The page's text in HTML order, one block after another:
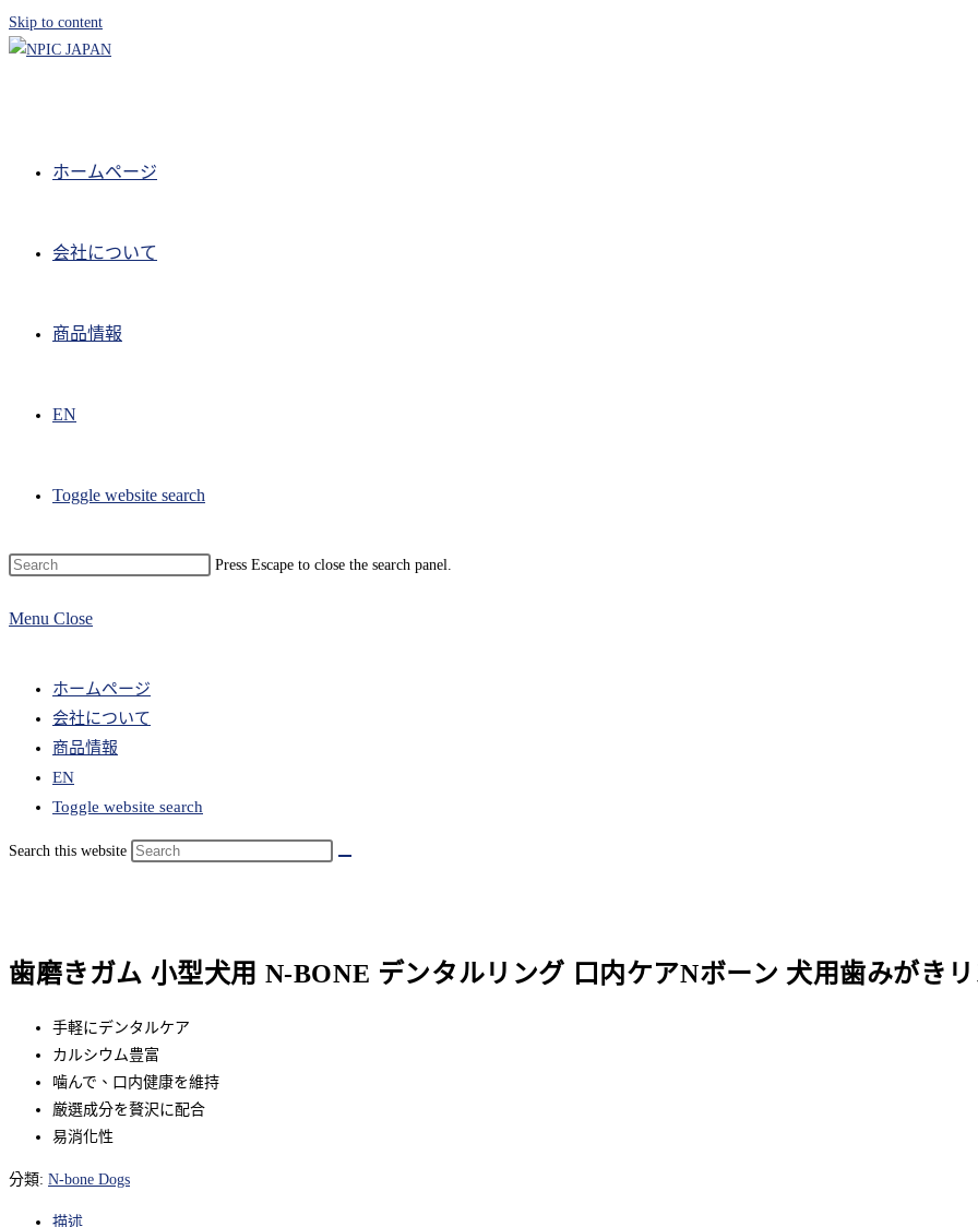
Skip to content
ホームページ
会社について
商品情報
EN
Toggle website search
Press Escape to close the search panel.
Menu Close
ホームページ
会社について
商品情報
EN
Toggle website search
Search this website
歯磨きガム 小型犬用 N-BONE デンタルリング 口内ケアNボーン 犬用歯みがき
手軽にデンタルケア
カルシウム豊富
噛んで、口内健康を維持
厳選成分を贅沢に配合
易消化性
分類: N-bone Dogs
描述